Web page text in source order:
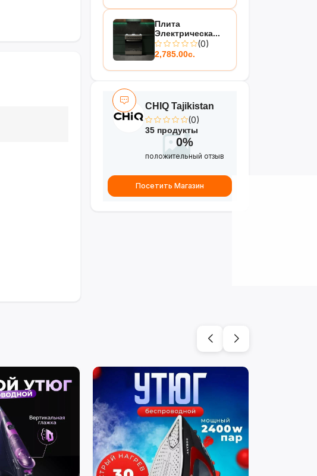
Плита
Электрическа...
(0)
2,785.00с.
CHIQ Tajikistan
(0)
35 продукты
0%
положительный отзыв
Посетить Магазин